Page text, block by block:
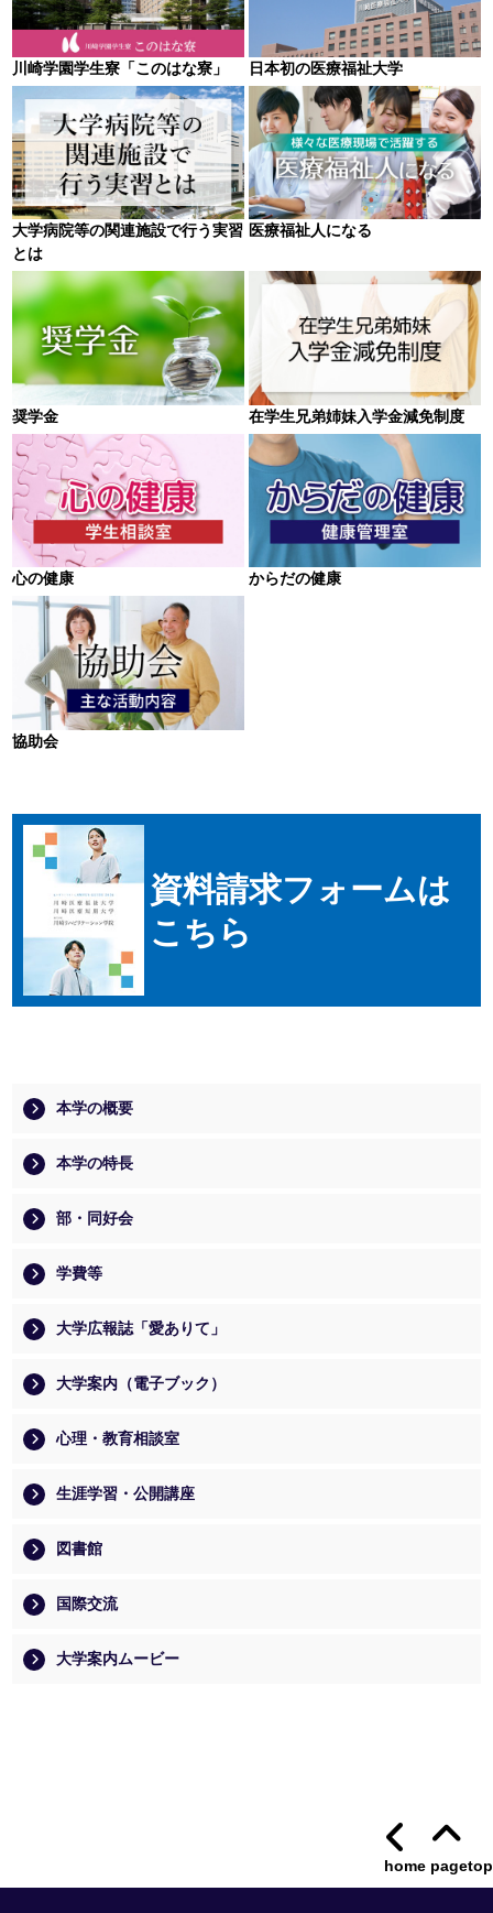
川崎学園学生寮「このはな寮」 日本初の医療福祉大学
大学病院等の関連施設で行う実習
とは
医療福祉人になる
奨学金 在学生兄弟姉妹入学金減免制度
心の健康 からだの健康
協助会
資料請求フォームは
こちら
本学の概要
本学の特長
部・同好会
学費等
大学広報誌「愛ありて」
大学案内（電子ブック）
心理・教育相談室
生涯学習・公開講座
図書館
国際交流
大学案内ムービー
pagetop
home